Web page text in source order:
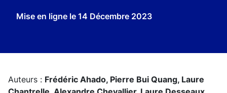
Mise en ligne le 14 Décembre 2023
Auteurs : Frédéric Ahado, Pierre Bui Quang, Laure